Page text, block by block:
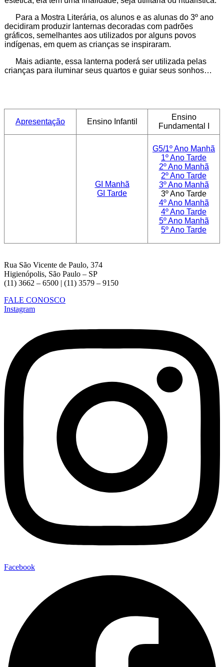
Para a Mostra Literária, os alunos e as alunas do 3º ano
decidiram produzir lanternas decoradas com padrões
gráficos, semelhantes aos utilizados por alguns povos
indígenas, em quem as crianças se inspiraram.
Mais adiante, essa lanterna poderá ser utilizada pelas
crianças para iluminar seus quartos e guiar seus sonhos…
Apresentação Ensino Infantil
Ensino
Fundamental I
GI Manhã
GI Tarde
G5/1º Ano Manhã
1º Ano Tarde
2º Ano Manhã
2º Ano Tarde
3º Ano Manhã
3º Ano Tarde
4º Ano Manhã
4º Ano Tarde
5º Ano Manhã
5º Ano Tarde
Rua São Vicente de Paulo, 374
Higienópolis, São Paulo – SP
(11) 3662 – 6500 | (11) 3579 – 9150
FALE CONOSCO
Instagram
Facebook